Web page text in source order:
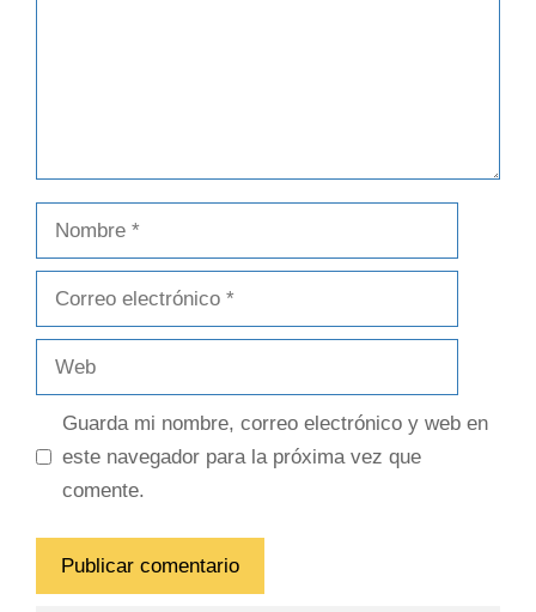
Guarda mi nombre, correo electrónico y web en
este navegador para la próxima vez que
comente.